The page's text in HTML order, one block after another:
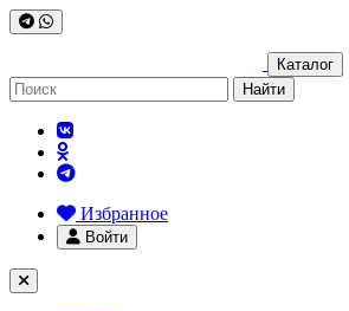
Каталог
Найти
Избранное
Войти